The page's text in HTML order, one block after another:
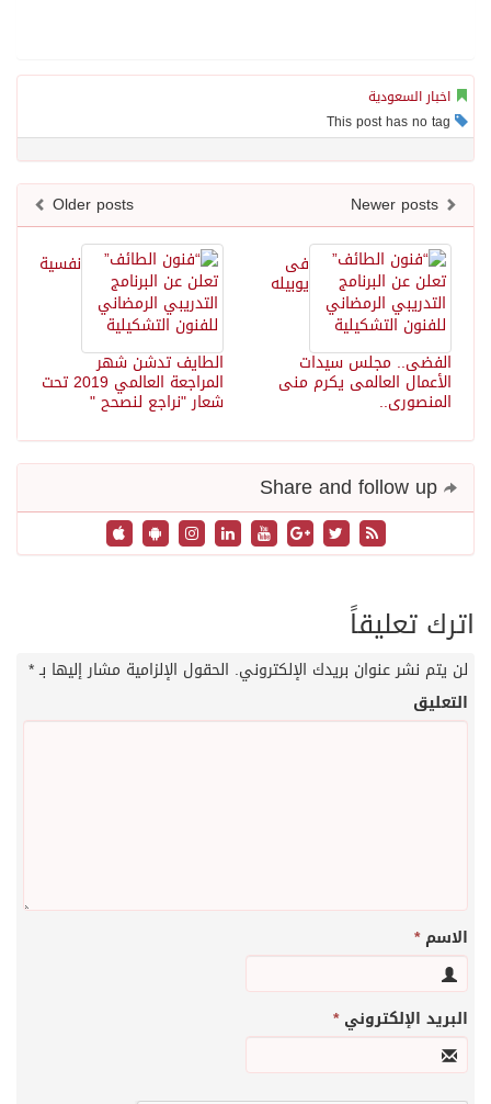
السعودية
Older posts
نفسية
الطايف تدشن شهر
المراجعة العالمي 2019 تحت
شعار "نراجع لنصحح "
فى
يوبيله
مجلس سيدات
العالمى يكرم منى
نشر عنوان بريدك الإلكتروني.الحقول الإلزامية مشار إليها بـ*
الإلكتروني*